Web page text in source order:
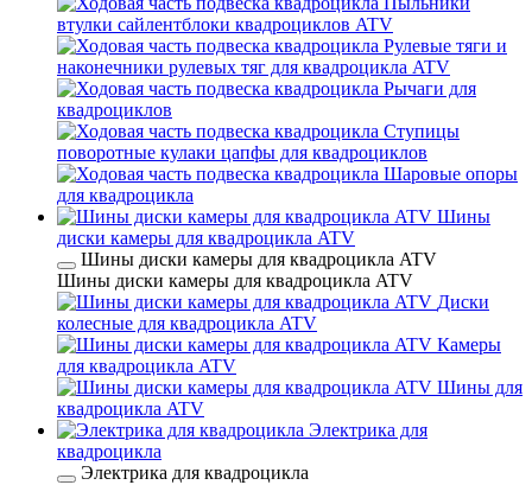
втулки сайлентблоки квадроциклов ATV
Рулевые тяги и
наконечники рулевых тяг для квадроцикла ATV
Рычаги для
квадроциклов
Ступицы
поворотные кулаки цапфы для квадроциклов
Шаровые опоры
для квадроцикла
Шины
диски камеры для квадроцикла ATV
Шины диски камеры для квадроцикла ATV
Шины диски камеры для квадроцикла ATV
Диски
колесные для квадроцикла ATV
Камеры
для квадроцикла ATV
Шины для
квадроцикла ATV
Электрика для
квадроцикла
Электрика для квадроцикла